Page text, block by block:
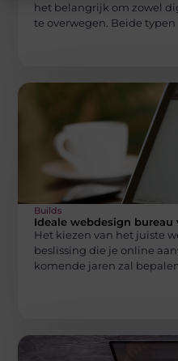
het belangrijk om zowel
te overwegen. Beide typen
Builds
Ideale webdesign bureau
Het kiezen van het juiste
beslissing die je online
komende jaren zal